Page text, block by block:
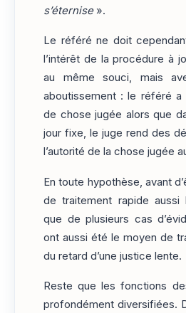
s’éternise».
Le référé ne doit
l’intérêt de la procédure à
au même souci, mais
aboutissement : le référé a
de chose jugée alors que
jour fixe, le juge rend des
l’autorité de la chose jugée
En toute hypothèse, avant
de traitement rapide aussi
que de plusieurs cas
ont aussi été le moyen de
du retard d’une justice lente.
Reste que les fonctions
profondément diversifiées.